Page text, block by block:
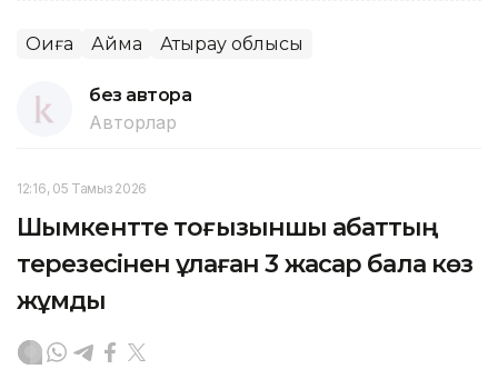
Оқиға Аймақ Атырау облысы
без автора
Авторлар
12:16, 05 Тамыз 2026
Шымкентте тоғызыншы қабаттың
терезесінен құлаған 3 жасар бала көз
жұмды